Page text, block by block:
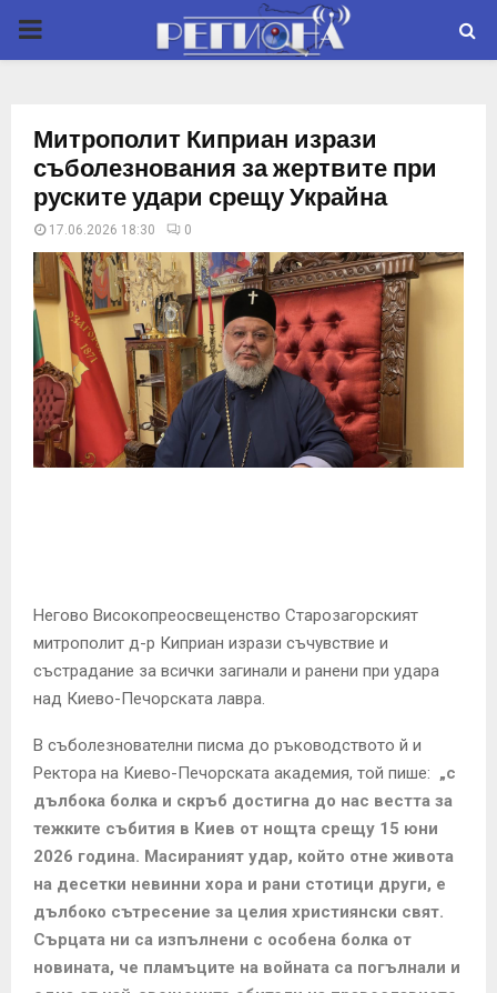
P
M
A
R
Y
M
U
Митрополит Киприан изрази
съболезнования за жертвите при
руските удари срещу Украйна
17.06.2026 18:30 0
Негово Високопреосвещенство Старозагорският
митрополит д-р Киприан изрази съчувствие и
състрадание за всички загинали и ранени при удара
над Киево-Печорската лавра.
В съболезнователни писма до ръководството й и
Ректора на Киево-Печорската академия, той пише: „с
дълбока болка и скръб достигна до нас вестта за
тежките събития в Киев от нощта срещу 15 юни
2026 година. Масираният удар, който отне живота
на десетки невинни хора и рани стотици други, е
дълбоко сътресение за целия християнски свят.
Сърцата ни са изпълнени с особена болка от
новината, че пламъците на войната са погълнали и